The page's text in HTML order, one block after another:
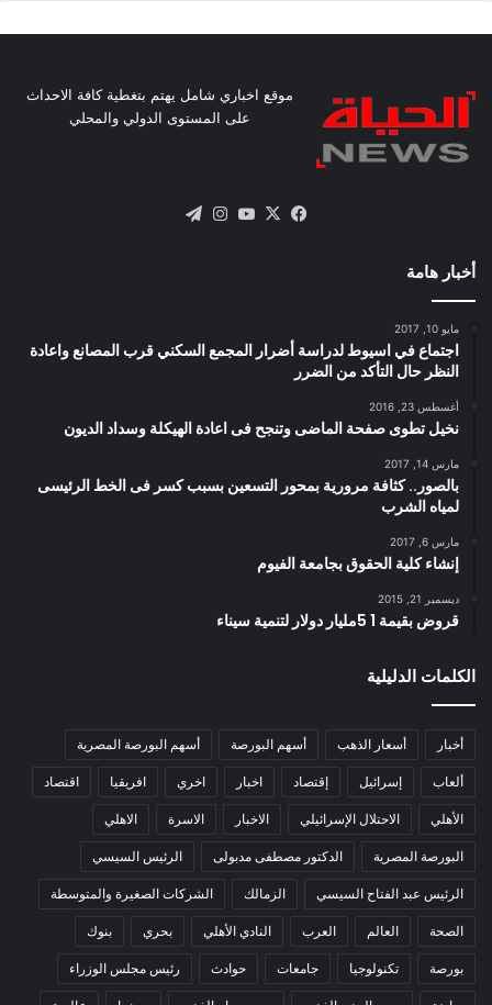
موقع اخباري شامل يهتم بتغطية كافة الاحداث
على المستوى الدولي والمحلي
فيسبوك
X يوتيوبانستقرام
أخبار هامة
مايو 10, 2017
اجتماع في اسيوط لدراسة أضرار المجمع السكني قرب المصانع واعادة
النظر حال التأكد من الضرر
أغسطس 23, 2016
نخيل تطوى صفحة الماضى وتنجح فى اعادة الهيكلة وسداد الديون
مارس 14, 2017
بالصور.. كثافة مرورية بمحور التسعين بسبب كسر فى الخط الرئيسى
لمياه الشرب
مارس 6, 2017
إنشاء كلية الحقوق بجامعة الفيوم
ديسمبر 21, 2015
قروض بقيمة 1 5مليار دولار لتنمية سيناء
الكلمات الدليلية
أخبار أسعار الذهب أسهم البورصة أسهم البورصة المصرية
ألعاب إسرائيل إقتصاد اخبار اخري افريقيا اقتصاد
الأهلي الاحتلال الإسرائيلي الاخبار الاسرة الاهلي
البورصة المصرية الدكتور مصطفى مدبولى الرئيس السيسي
الرئيس عبد الفتاح السيسي الزمالك الشركات الصغيرة والمتوسطة
الصحة العالم العرب النادي الأهلي بحري بنوك
بورصة تكنولوجيا جامعات حوادث رئيس مجلس الوزراء